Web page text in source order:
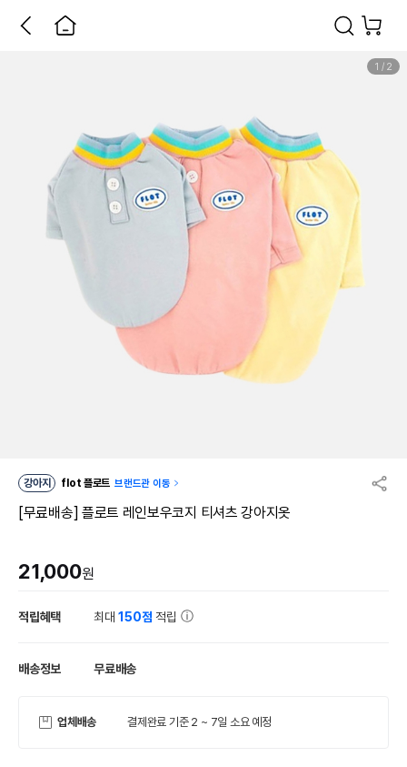
1 / 2
강아지 flot 플로트 브랜드관 이동
[무료배송] 플로트 레인보우코지 티셔츠 강아지옷
21,000원
적립혜택 최대150점 적립
배송정보 무료배송
업체배송 결제완료 기준 2 ~ 7일 소요 예정